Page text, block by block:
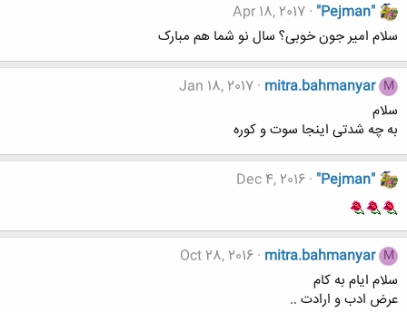
"Pejman"
Apr 18, 2017
سلام امیر جون خوبی؟ سال نو شما هم مبارک
M
mitra.bahmanyar
Jan 18, 2017
سلام
به چه شدتی اینجا سوت و کوره
"Pejman"
Dec 4, 2016
M
mitra.bahmanyar
Oct 28, 2016
سلام ایام به کام
عرض ادب و ارادت ..